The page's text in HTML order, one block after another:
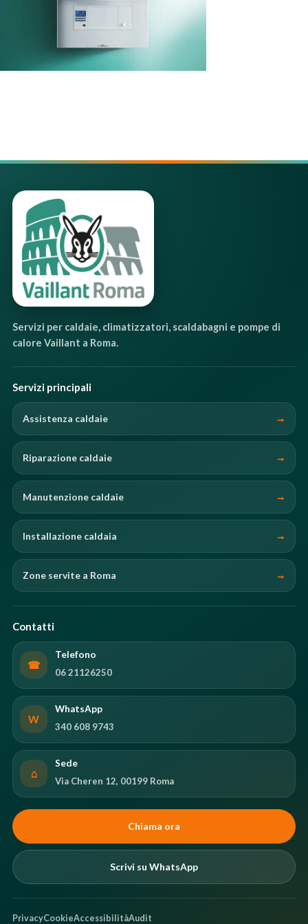
Servizi per caldaie, climatizzatori, scaldabagni e pompe di
calore Vaillant a Roma.
Servizi principali
Assistenza caldaie
Riparazione caldaie
Manutenzione caldaie
Installazione caldaia
Zone servite a Roma
Contatti
☎
Telefono
06 21126250
W
WhatsApp
340 608 9743
⌂
Sede
Via Cheren 12, 00199 Roma
Chiama ora
Scrivi su WhatsApp
PrivacyCookieAccessibilitàAudit